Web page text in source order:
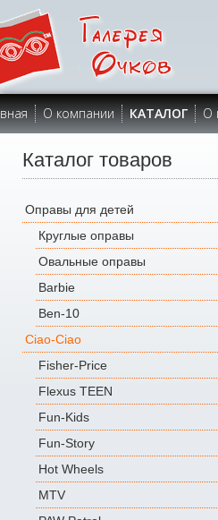
О компании КАТАЛОГ О
Каталог товаров
Оправы для детей
Круглые оправы
Овальные оправы
Barbie
Ben-10
Ciao-Ciao
Fisher-Price
Flexus TEEN
Fun-Kids
Fun-Story
Hot Wheels
MTV